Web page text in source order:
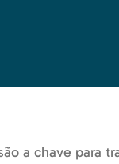
a chave para